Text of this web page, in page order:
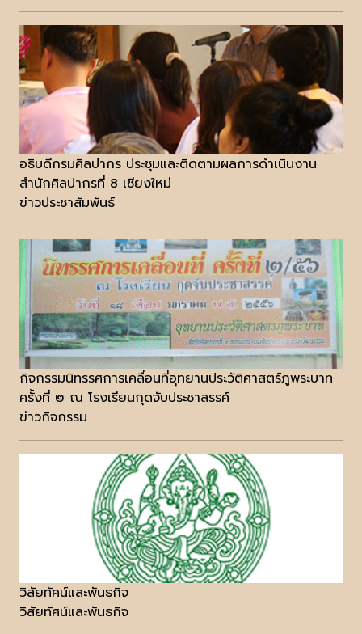
อธิบดีกรมศิลปากร ประชุมและติดตามผลการดำเนินงาน
สำนักศิลปากรที่ 8 เชียงใหม่
ข่าวประชาสัมพันธ์
กิจกรรมนิทรรศการเคลื่อนที่อุทยานประวัติศาสตร์ภูพระบาท
ครั้งที่ ๒ ณ โรงเรียนกุดจับประชาสรรค์
ข่าวกิจกรรม
วิสัยทัศน์และพันธกิจ
วิสัยทัศน์และพันธกิจ